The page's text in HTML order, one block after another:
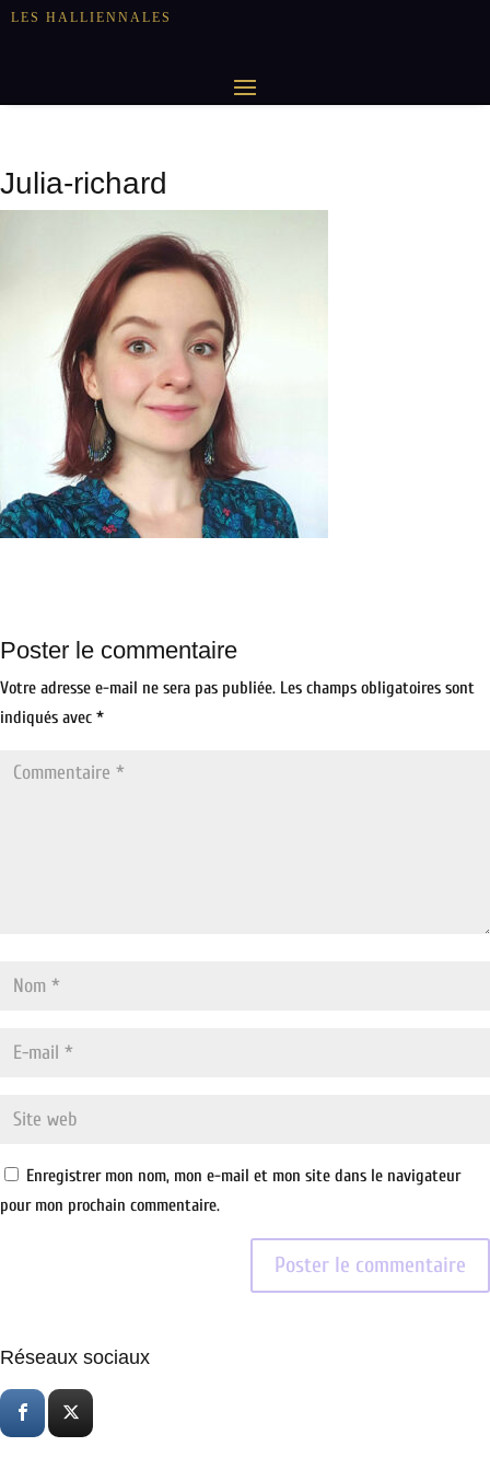
LES HALLIENNALES
Julia-richard
Poster le commentaire
Votre adresse e-mail ne sera pas publiée. Les champs obligatoires sont
indiqués avec *
Enregistrer mon nom, mon e-mail et mon site dans le navigateur
pour mon prochain commentaire.
Réseaux sociaux